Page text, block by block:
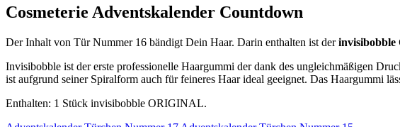
Cosmeterie Adventskalender Countdown
Der Inhalt von Tür Nummer 16 bändigt Dein Haar. Darin enthalten ist der
Invisibobble ist der erste professionelle Haargummi der dank des ungleichmäßigen
ist aufgrund seiner Spiralform auch für feineres Haar ideal geeignet. Das Haargummi
Enthalten: 1 Stück invisibobble ORIGINAL.